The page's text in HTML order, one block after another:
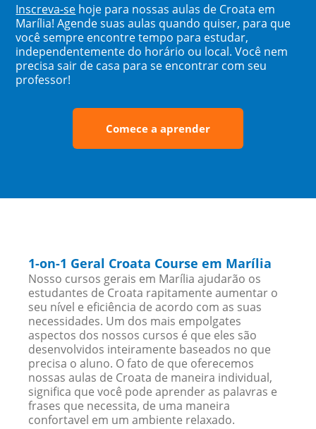
Inscreva-se hoje para nossas aulas de Croata em
Marília! Agende suas aulas quando quiser, para que
você sempre encontre tempo para estudar,
independentemente do horário ou local. Você nem
precisa sair de casa para se encontrar com seu
professor!
Comece a aprender
1-on-1 Geral Croata Course em Marília
Nosso cursos gerais em Marília ajudarão os
estudantes de Croata rapitamente aumentar o
seu nível e eficiência de acordo com as suas
necessidades. Um dos mais empolgates
aspectos dos nossos cursos é que eles são
desenvolvidos inteiramente baseados no que
precisa o aluno. O fato de que oferecemos
nossas aulas de Croata de maneira individual,
significa que você pode aprender as palavras e
frases que necessita, de uma maneira
confortavel em um ambiente relaxado.